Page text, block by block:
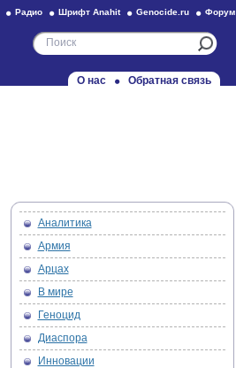
Радио Шрифт Anahit Genocide.ru Форум
О нас Обратная связь
Аналитика
Армия
Арцах
В мире
Геноцид
Диаспора
Инновации